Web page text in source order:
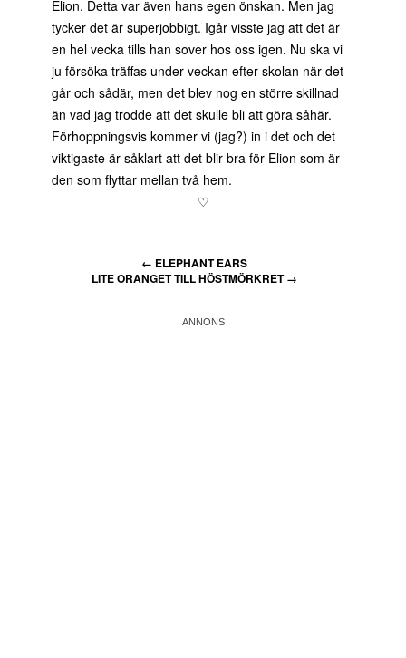
Elion. Detta var även hans egen önskan. Men jag
tycker det är superjobbigt. Igår visste jag att det är
en hel vecka tills han sover hos oss igen. Nu ska vi
ju försöka träffas under veckan efter skolan när det
går och sådär, men det blev nog en större skillnad
än vad jag trodde att det skulle bli att göra såhär.
Förhoppningsvis kommer vi (jag?) in i det och det
viktigaste är såklart att det blir bra för Elion som är
den som flyttar mellan två hem.
♡
← ELEPHANT EARS
LITE ORANGET TILL HÖSTMÖRKRET→